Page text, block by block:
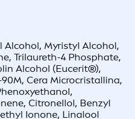
Alcohol, Myristyl Alcohol,
Trilaureth-4 Phosphate,
Alcohol (Eucerit®),
Cera Microcristallina,
Citronellol, Benzyl
Ionone, Linalool